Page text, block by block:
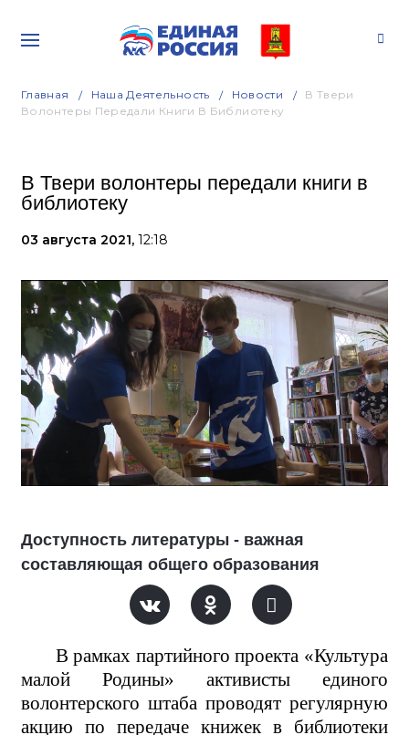
Главная Наша Деятельность Новости
В Твери
Волонтеры Передали Книги В Библиотеку
В Твери волонтеры передали книги в
библиотеку
03 августа 2021, 12:18
Доступность литературы - важная
составляющая общего образования
В рамках партийного проекта «Культура
малой Родины» активисты единого
волонтерского штаба проводят регулярную
акцию по передаче книжек в библиотеки